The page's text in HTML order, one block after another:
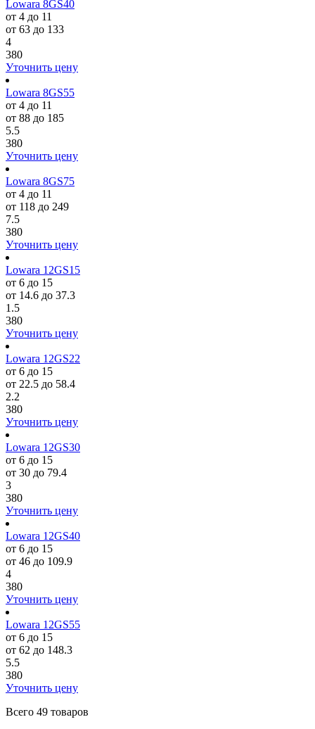
Lowara 8GS40
от 4 до 11
от 63 до 133
4
380
Уточнить цену
Lowara 8GS55
от 4 до 11
от 88 до 185
5.5
380
Уточнить цену
Lowara 8GS75
от 4 до 11
от 118 до 249
7.5
380
Уточнить цену
Lowara 12GS15
от 6 до 15
от 14.6 до 37.3
1.5
380
Уточнить цену
Lowara 12GS22
от 6 до 15
от 22.5 до 58.4
2.2
380
Уточнить цену
Lowara 12GS30
от 6 до 15
от 30 до 79.4
3
380
Уточнить цену
Lowara 12GS40
от 6 до 15
от 46 до 109.9
4
380
Уточнить цену
Lowara 12GS55
от 6 до 15
от 62 до 148.3
5.5
380
Уточнить цену
Всего 49 товаров